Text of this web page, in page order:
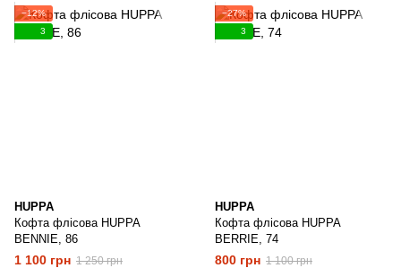
−12%
3
HUPPA
Кофта флісова HUPPA
BENNIE, 86
1 100 грн 1 250 грн
−27%
3
HUPPA
Кофта флісова HUPPA
BERRIE, 74
800 грн 1 100 грн